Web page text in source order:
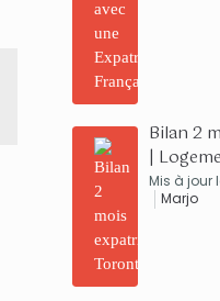
Bilan 2
|
Mis à jour
Marjo